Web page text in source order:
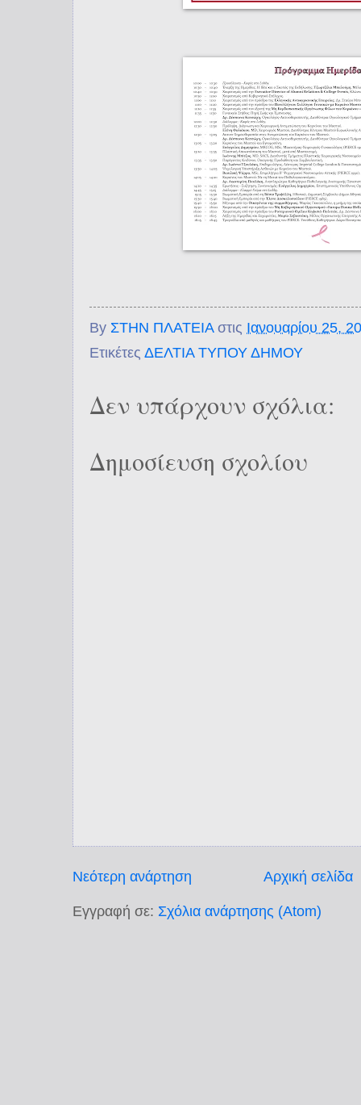
By ΣΤΗΝ ΠΛΑΤΕΙΑ στις Ιανουαρίου 25,
Ετικέτες ΔΕΛΤΙΑ ΤΥΠΟΥ ΔΗΜΟΥ
Δεν υπάρχουν σχόλια:
Δημοσίευση σχολίου
Νεότερη ανάρτηση Αρχική σελίδα
Εγγραφή σε: Σχόλια ανάρτησης (Atom)